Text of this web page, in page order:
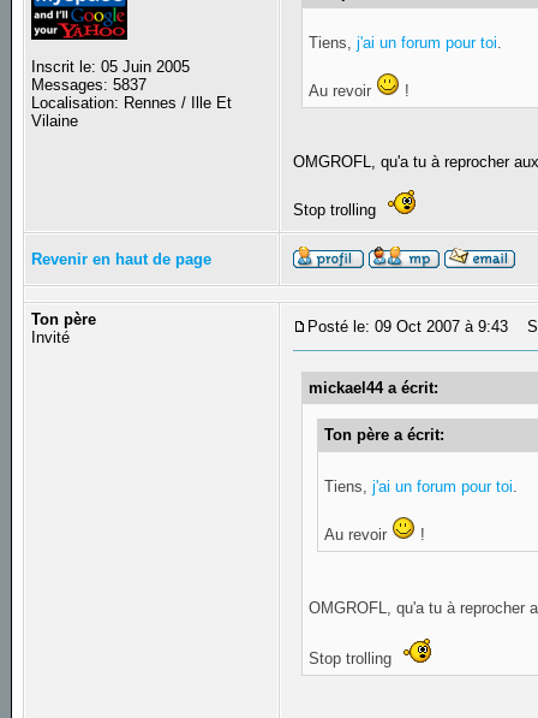
Inscrit le: 05 Juin 2005
Messages: 5837
Localisation: Rennes / Ille Et
Vilaine
Tiens,j'ai un forum pour toi.
Au revoir !
OMGROFL, qu'a tu à reprocher
Stop trolling
Revenir en haut de page
Ton père
Invité
Posté le: 09 Oct 2007 à 9:43
mickael44 a écrit:
Ton père a écrit:
Tiens,j'ai un forum pour toi
Au revoir !
OMGROFL, qu'a tu à reprocher
Stop trolling